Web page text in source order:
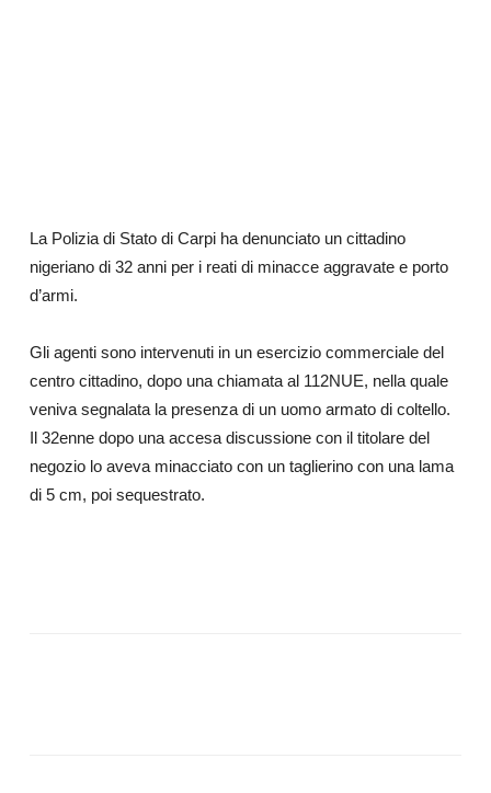
La Polizia di Stato di Carpi ha denunciato un cittadino
nigeriano di 32 anni per i reati di minacce aggravate e porto
d’armi.
Gli agenti sono intervenuti in un esercizio commerciale del
centro cittadino, dopo una chiamata al 112NUE, nella quale
veniva segnalata la presenza di un uomo armato di coltello.
Il 32enne dopo una accesa discussione con il titolare del
negozio lo aveva minacciato con un taglierino con una lama
di 5 cm, poi sequestrato.